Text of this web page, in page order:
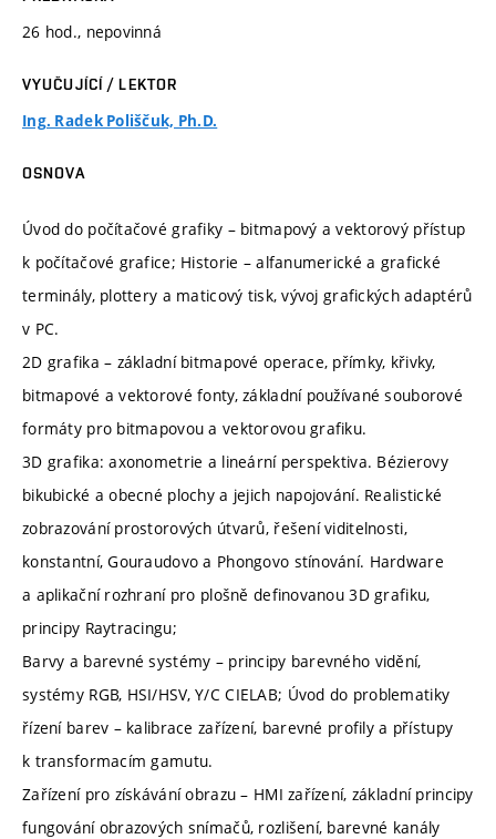
26 hod., nepovinná
VYUČUJÍCÍ / LEKTOR
Ing. Radek Poliščuk, Ph.D.
OSNOVA
Úvod do počítačové grafiky – bitmapový a vektorový přístup
k počítačové grafice; Historie – alfanumerické a grafické
terminály, plottery a maticový tisk, vývoj grafických adaptérů
v PC.
2D grafika – základní bitmapové operace, přímky, křivky,
bitmapové a vektorové fonty, základní používané souborové
formáty pro bitmapovou a vektorovou grafiku.
3D grafika: axonometrie a lineární perspektiva. Bézierovy
bikubické a obecné plochy a jejich napojování. Realistické
zobrazování prostorových útvarů, řešení viditelnosti,
konstantní, Gouraudovo a Phongovo stínování. Hardware
a aplikační rozhraní pro plošně definovanou 3D grafiku,
principy Raytracingu;
Barvy a barevné systémy – principy barevného vidění,
systémy RGB, HSI/HSV, Y/C CIELAB; Úvod do problematiky
řízení barev – kalibrace zařízení, barevné profily a přístupy
k transformacím gamutu.
Zařízení pro získávání obrazu – HMI zařízení, základní principy
fungování obrazových snímačů, rozlišení, barevné kanály